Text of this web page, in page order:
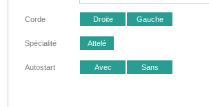
Corde Droite Gauche
Spécialité Attelé
Autostart Avec Sans